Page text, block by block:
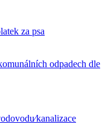
za psa
odpadech dle